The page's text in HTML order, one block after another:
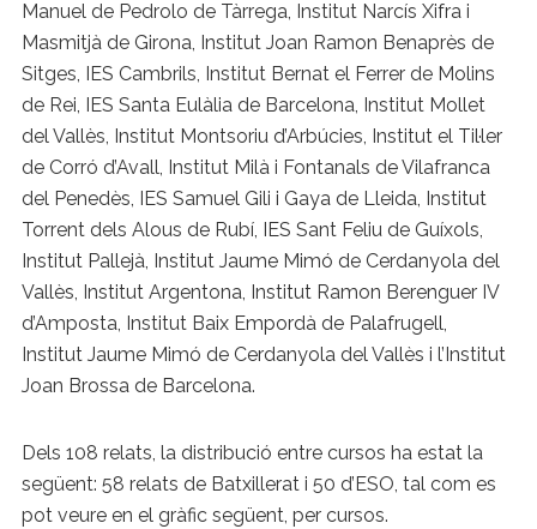
Manuel de Pedrolo de Tàrrega, Institut Narcís Xifra i
Masmitjà de Girona, Institut Joan Ramon Benaprès de
Sitges, IES Cambrils, Institut Bernat el Ferrer de Molins
de Rei, IES Santa Eulàlia de Barcelona, Institut Mollet
del Vallès, Institut Montsoriu d’Arbúcies, Institut el Til·ler
de Corró d’Avall, Institut Milà i Fontanals de Vilafranca
del Penedès, IES Samuel Gili i Gaya de Lleida, Institut
Torrent dels Alous de Rubí, IES Sant Feliu de Guíxols,
Institut Pallejà, Institut Jaume Mimó de Cerdanyola del
Vallès, Institut Argentona, Institut Ramon Berenguer IV
d’Amposta, Institut Baix Empordà de Palafrugell,
Institut Jaume Mimó de Cerdanyola del Vallès i l’Institut
Joan Brossa de Barcelona.
Dels 108 relats, la distribució entre cursos ha estat la
següent: 58 relats de Batxillerat i 50 d’ESO, tal com es
pot veure en el gràfic següent, per cursos.